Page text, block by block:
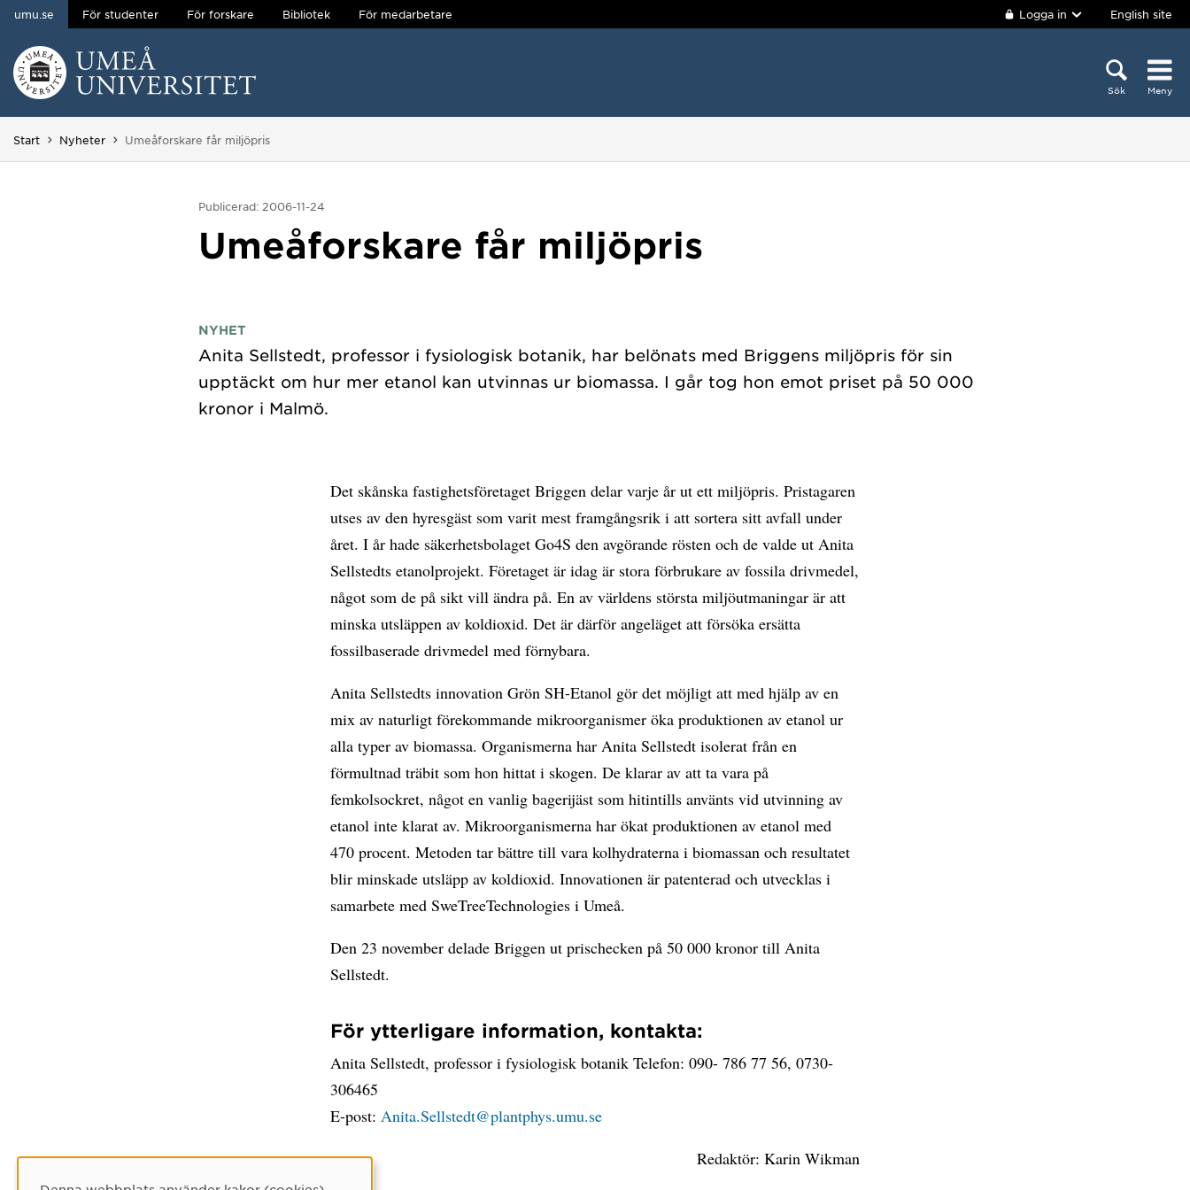
Hoppa direkt till innehållet
umu.se För studenter För forskare Bibliotek För medarbetare Logga in English site
Sök Meny
Start Nyheter Du är här:
Umeåforskare får miljöpris
Publicerad: 2006-11-24
Umeåforskare får miljöpris
NYHET
Anita Sellstedt, professor i fysiologisk botanik, har belönats med Briggens miljöpris för sin
upptäckt om hur mer etanol kan utvinnas ur biomassa. I går tog hon emot priset på 50 000
Det skånska fastighetsföretaget Briggen delar varje år ut ett miljöpris. Pristagaren
utses av den hyresgäst som varit mest framgångsrik i att sortera sitt avfall under
året. I år hade säkerhetsbolaget Go4S den avgörande rösten och de valde ut Anita
Sellstedts etanolprojekt. Företaget är idag är stora förbrukare av fossila drivmedel,
något som de på sikt vill ändra på. En av världens största miljöutmaningar är att
minska utsläppen av koldioxid. Det är därför angeläget att försöka ersätta
fossilbaserade drivmedel med förnybara.
Anita Sellstedts innovation Grön SH-Etanol gör det möjligt att med hjälp av en
mix av naturligt förekommande mikroorganismer öka produktionen av etanol ur
alla typer av biomassa. Organismerna har Anita Sellstedt isolerat från en
förmultnad träbit som hon hittat i skogen. De klarar av att ta vara på
femkolsockret, något en vanlig bagerijäst som hitintills använts vid utvinning av
etanol inte klarat av. Mikroorganismerna har ökat produktionen av etanol med
470 procent. Metoden tar bättre till vara kolhydraterna i biomassan och resultatet
blir minskade utsläpp av koldioxid. Innovationen är patenterad och utvecklas i
samarbete med SweTreeTechnologies i Umeå.
Den 23 november delade Briggen ut prischecken på 50 000 kronor till Anita
Sellstedt.
För ytterligare information, kontakta:
Anita Sellstedt, professor i fysiologisk botanik Telefon: 090- 786 77 56, 0730-
306465
E-post:Anita.Sellstedt@plantphys.umu.se
Redaktör: Karin Wikman